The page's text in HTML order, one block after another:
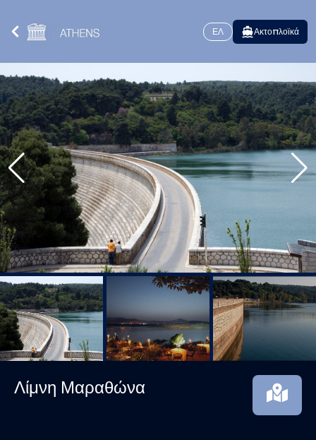
ΕΛ Ακτοπλοϊκά
Λίμνη Μαραθώνα